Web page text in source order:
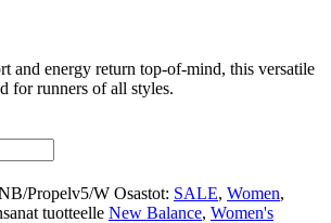
and energy return top-of-mind, this versatile
for runners of all styles.
Propelv5/W Osastot: SALE, Women,
tuotteelle New Balance, Women's